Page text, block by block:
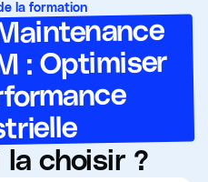
la formation
: Optimiser
choisir ?